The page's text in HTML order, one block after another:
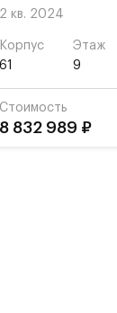
2 кв. 2024
Корпус
61
Этаж
9
Стоимость
8 832 989 ₽